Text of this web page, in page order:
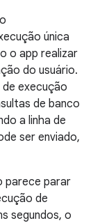
única
o app realizar
do usuário.
execução
de banco
a linha de
ser enviado,
parece parar
de
segundos, o